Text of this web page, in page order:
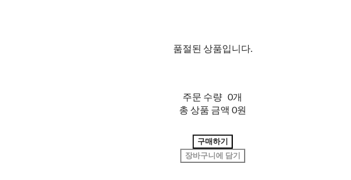
품절된 상품입니다.
주문 수량 0개
총 상품 금액 0원
구매하기
장바구니에 담기